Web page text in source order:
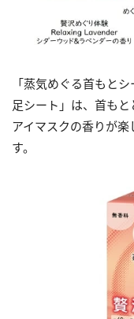
「蒸気めぐる首もと
足シート」は、首もと
アイマスクの香りが
す。